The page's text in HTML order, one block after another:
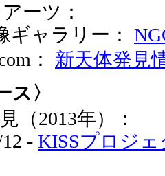
ーツ：
ギャラリー：
： 新天体発見
ス〉
（2013年）：
- KISSプロジェ